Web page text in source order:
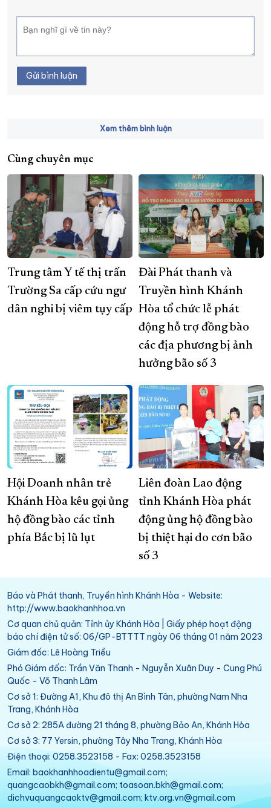
Gửi bình luận
Xem thêm bình luận
Cùng chuyên mục
Trung tâm Y tế thị trấn
Trường Sa cấp cứu ngư
dân nghi bị viêm tụy cấp
Đài Phát thanh và
Truyền hình Khánh
Hòa tổ chức lễ phát
động hỗ trợ đồng bào
các địa phương bị ảnh
hưởng bão số 3
Hội Doanh nhân trẻ
Khánh Hòa kêu gọi ủng
hộ đồng bào các tỉnh
phía Bắc bị lũ lụt
Liên đoàn Lao động
tỉnh Khánh Hòa phát
động ủng hộ đồng bào
bị thiệt hại do cơn bão
số 3
Báo và Phát thanh, Truyền hình Khánh Hòa - Website:
http://www.baokhanhhoa.vn
Cơ quan chủ quản: Tỉnh ủy Khánh Hòa | Giấy phép hoạt động
báo chí điện tử số: 06/GP-BTTTT ngày 06 tháng 01 năm 2023
Giám đốc: Lê Hoàng Triều
Phó Giám đốc: Trần Văn Thanh - Nguyễn Xuân Duy - Cung Phú
Quốc - Võ Thanh Lâm
Cơ sở 1: Đường A1, Khu đô thị An Bình Tân, phường Nam Nha
Trang, Khánh Hòa
Cơ sở 2: 285A đường 21 tháng 8, phường Bảo An, Khánh Hòa
Cơ sở 3: 77 Yersin, phường Tây Nha Trang, Khánh Hòa
Điện thoại: 0258.3523158 - Fax: 0258.3523158
Email: baokhanhhoadientu@gmail.com;
quangcaobkh@gmail.com; toasoan.bkh@gmail.com;
dichvuquangcaoktv@gmail.com; ktv.org.vn@gmail.com